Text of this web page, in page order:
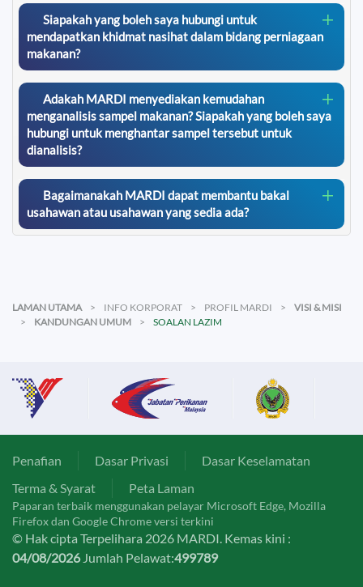
Siapakah yang boleh saya hubungi untuk
mendapatkan khidmat nasihat dalam bidang perniagaan
makanan?
Adakah MARDI menyediakan kemudahan
menganalisis sampel makanan? Siapakah yang boleh saya
hubungi untuk menghantar sampel tersebut untuk
dianalisis?
Bagaimanakah MARDI dapat membantu bakal
usahawan atau usahawan yang sedia ada?
LAMAN UTAMA INFO KORPORAT PROFIL MARDI
VISI & MISI
KANDUNGAN UMUM
SOALAN LAZIM
Penafian Dasar Privasi
Dasar Keselamatan
Terma & Syarat
Peta Laman
Paparan terbaik menggunakan pelayar Microsoft Edge, Mozilla
Firefox dan Google Chrome versi terkini
© Hak cipta Terpelihara 2026 MARDI. Kemas kini :
04/08/2026Jumlah Pelawat:499789